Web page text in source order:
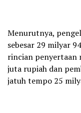
Menurutnya,
sebesar 29 milyar
rincian penyertaan
juta rupiah dan
jatuh tempo 25